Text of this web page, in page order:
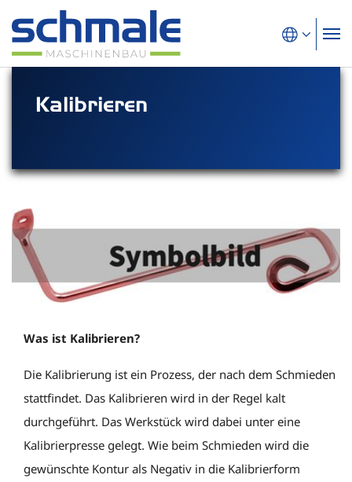
Kalibrieren
Was ist Kalibrieren?
Die Kalibrierung ist ein Prozess, der nach dem Schmieden
stattfindet. Das Kalibrieren wird in der Regel kalt
durchgeführt. Das Werkstück wird dabei unter eine
Kalibrierpresse gelegt. Wie beim Schmieden wird die
gewünschte Kontur als Negativ in die Kalibrierform